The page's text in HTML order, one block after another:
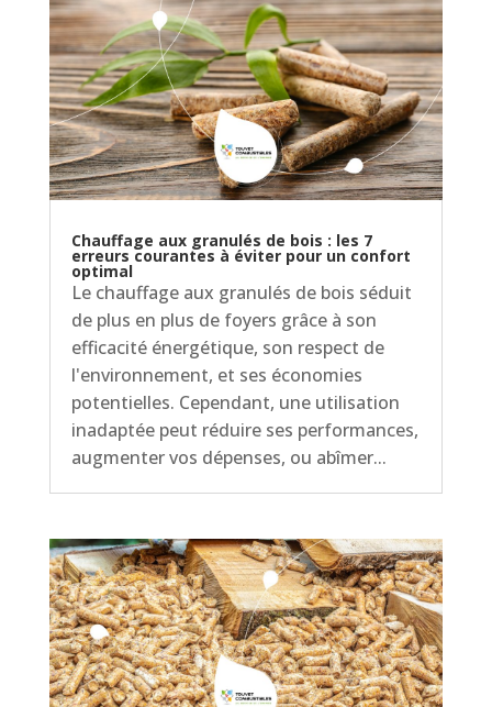
Chauffage aux granulés de bois : les 7
erreurs courantes à éviter pour un confort
optimal
Le chauffage aux granulés de bois séduit
de plus en plus de foyers grâce à son
efficacité énergétique, son respect de
l'environnement, et ses économies
potentielles. Cependant, une utilisation
inadaptée peut réduire ses performances,
augmenter vos dépenses, ou abîmer...